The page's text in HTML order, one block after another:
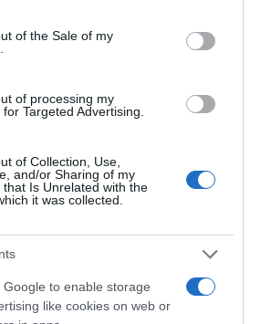
specified purposes in below Google
of the Sale of my
of processing my
Targeted Advertising.
of Collection, Use,
and/or Sharing of my
that Is Unrelated with the
it was collected.
Google to enable storage
like cookies on web or
Επιτροπή Εκτίμησης
των υψηλών θερμοκρασιών
των ανέμων